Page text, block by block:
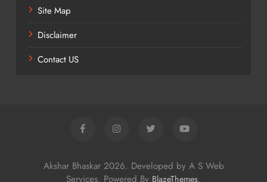
Site Map
Disclaimer
Contact US
Akshar Bhaskar 2026. Developed by A S Web
Services. Powered By BlazeThemes.